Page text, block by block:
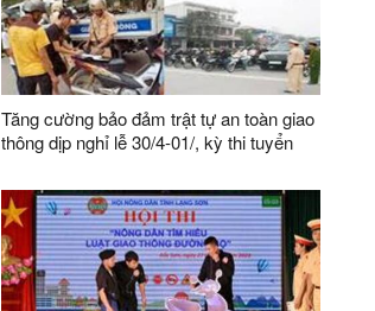
Tăng cường bảo đảm trật tự an toàn giao
thông dịp nghỉ lễ 30/4-01/, kỳ thi tuyển